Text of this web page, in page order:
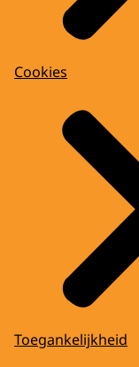
Cookies
Toegankelijkheid